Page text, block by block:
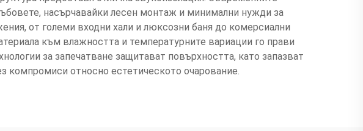
насърчавайки лесен монтаж и минимални нужди за
от големи входни хали и люксозни баня до комерсиални
към влажността и температурните вариации го прави
за запечатване защитават повърхността, като запазват
компромиси относно естетическото очарование.